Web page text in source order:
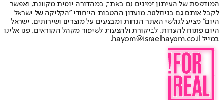
המודפסת של העיתון זמינים גם באתר, במהדורה יומית מקוונת, ואפשר
לקבל אותם גם בניוזלטר. מועדון ההטבות הייחודי "הקליקה של ישראל
היום" מציע לגולשי האתר הנחות ומבצעים על מוצרים ושירותים. ישראל
היום פתוח להערות, לביקורת ולהצעות לשיפור מקהל הקוראים. פנו אלינו
במייל hayom@israelhayom.co.il.